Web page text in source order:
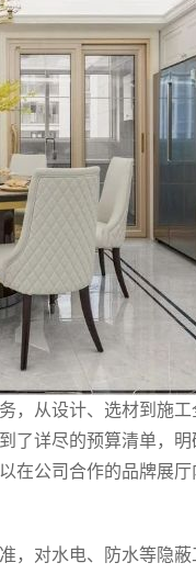
，从设计、选材到施
了详尽的预算清单，
在公司合作的品牌展
，对水电、防水等隐